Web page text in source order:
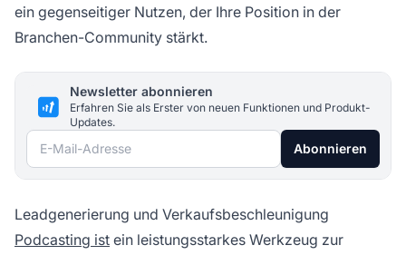
ein gegenseitiger Nutzen, der Ihre Position in der
Branchen-Community stärkt.
Newsletter abonnieren
Erfahren Sie als Erster von neuen Funktionen und Produkt-
Updates.
E-Mail-Adresse Abonnieren
Leadgenerierung und Verkaufsbeschleunigung
Podcasting ist ein leistungsstarkes Werkzeug zur